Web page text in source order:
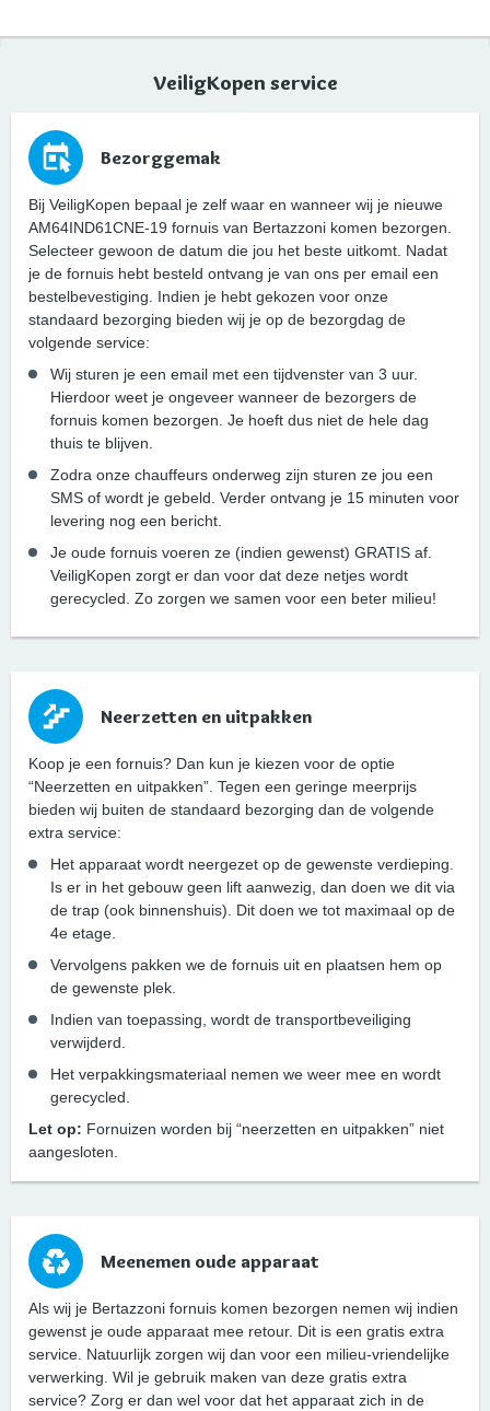
VeiligKopen service
Bezorggemak
Bij VeiligKopen bepaal je zelf waar en wanneer wij je nieuwe
AM64IND61CNE-19 fornuis van Bertazzoni komen bezorgen.
Selecteer gewoon de datum die jou het beste uitkomt. Nadat
je de fornuis hebt besteld ontvang je van ons per email een
bestelbevestiging. Indien je hebt gekozen voor onze
standaard bezorging bieden wij je op de bezorgdag de
volgende service:
Wij sturen je een email met een tijdvenster van 3 uur.
Hierdoor weet je ongeveer wanneer de bezorgers de
fornuis komen bezorgen. Je hoeft dus niet de hele dag
thuis te blijven.
Zodra onze chauffeurs onderweg zijn sturen ze jou een
SMS of wordt je gebeld. Verder ontvang je 15 minuten voor
levering nog een bericht.
Je oude fornuis voeren ze (indien gewenst) GRATIS af.
VeiligKopen zorgt er dan voor dat deze netjes wordt
gerecycled. Zo zorgen we samen voor een beter milieu!
Neerzetten en uitpakken
Koop je een fornuis? Dan kun je kiezen voor de optie
“Neerzetten en uitpakken”. Tegen een geringe meerprijs
bieden wij buiten de standaard bezorging dan de volgende
extra service:
Het apparaat wordt neergezet op de gewenste verdieping.
Is er in het gebouw geen lift aanwezig, dan doen we dit via
de trap (ook binnenshuis). Dit doen we tot maximaal op de
4e etage.
Vervolgens pakken we de fornuis uit en plaatsen hem op
de gewenste plek.
Indien van toepassing, wordt de transportbeveiliging
verwijderd.
Het verpakkingsmateriaal nemen we weer mee en wordt
gerecycled.
Let op: Fornuizen worden bij “neerzetten en uitpakken” niet
aangesloten.
Meenemen oude apparaat
Als wij je Bertazzoni fornuis komen bezorgen nemen wij indien
gewenst je oude apparaat mee retour. Dit is een gratis extra
service. Natuurlijk zorgen wij dan voor een milieu-vriendelijke
verwerking. Wil je gebruik maken van deze gratis extra
service? Zorg er dan wel voor dat het apparaat zich in de